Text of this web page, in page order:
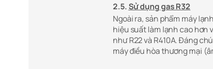
2.5.Sử dụng gas R32
Ngoài ra, sản phẩm máy
hiệu suất làm lạnh cao hơn
như R22 và R410A. Đáng
máy điều hòa thương mại